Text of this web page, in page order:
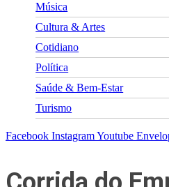
Música
Cultura & Artes
Cotidiano
Política
Saúde & Bem-Estar
Turismo
Facebook InstagramYoutube